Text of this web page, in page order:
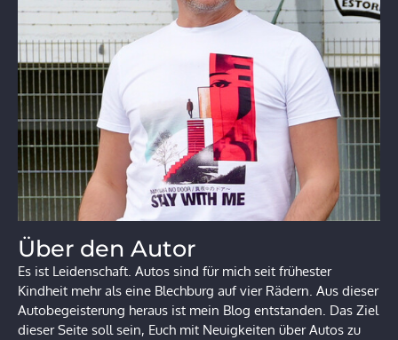
Über den Autor
Es ist Leidenschaft. Autos sind für mich seit frühester
Kindheit mehr als eine Blechburg auf vier Rädern. Aus dieser
Autobegeisterung heraus ist mein Blog entstanden. Das Ziel
dieser Seite soll sein, Euch mit Neuigkeiten über Autos zu